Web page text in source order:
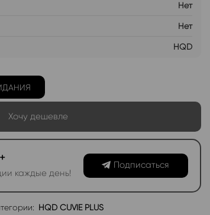
Нет
Нет
HQD
Хочу дешевле
каждые день!
Подписаться
HQD CUVIE PLUS